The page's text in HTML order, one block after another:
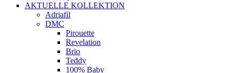
AKTUELLE KOLLEKTION
Adriafil
DMC
Pirouette
Revelation
Brio
Teddy
100% Baby